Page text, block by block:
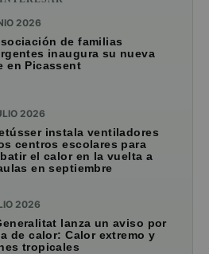
2026
de familias
inaugura su nueva
en Picassent
2026
instala ventiladores
centros escolares para
el calor en la vuelta a
en septiembre
2026
lanza un aviso por
de calor: Calor extremo y
tropicales